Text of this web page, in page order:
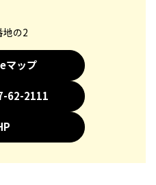
地の2
マップ
62-2111